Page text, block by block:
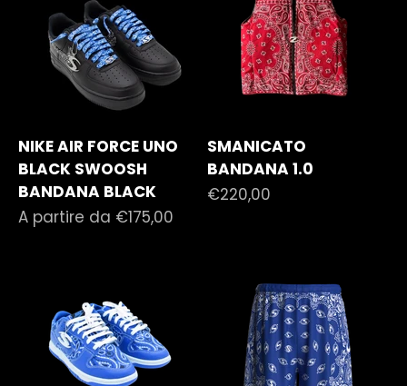
NIKE AIR FORCE UNO
BLACK SWOOSH
BANDANA BLACK
Prezzo scontato
A partire da €175,00
SMANICATO
BANDANA 1.0
Prezzo scontato
€220,00